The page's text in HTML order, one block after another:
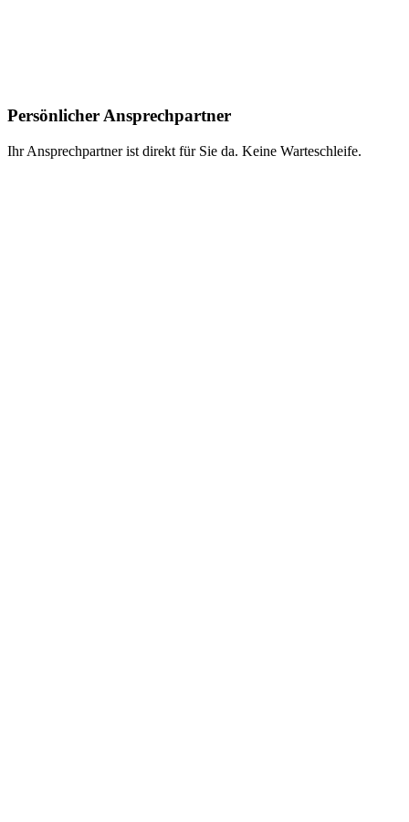
Persönlicher Ansprechpartner
IhrAnsprechpartner ist direkt für Sie da. Keine Warteschleife.